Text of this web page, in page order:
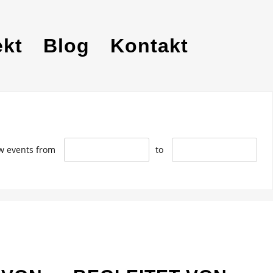
Blog Kontakt
events from to